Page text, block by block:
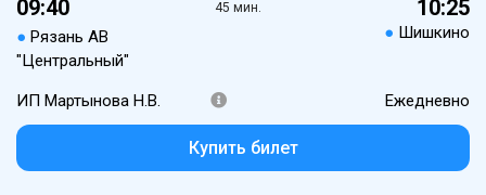
09:40
● Рязань АВ
"Центральный"
45 мин. 10:25
● Шишкино
ИП Мартынова Н.В. Ежедневно
Купить билет